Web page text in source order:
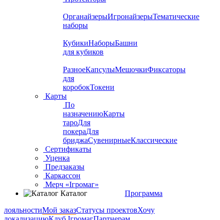
ОрганайзерыИгронайзерыТематические
наборы
КубикиНаборыБашни
для кубиков
РазноеКапсулыМешочкиФиксаторы
для
коробокТокени
Карты
По
назначениюКарты
тароДля
покераДля
бриджаСувенирныеКлассические
Сертификаты
Уценка
Предзаказы
Каркассон
Мерч «Ігромаг»
Каталог
Программа
лояльностиМой заказСтатусы проектовХочу